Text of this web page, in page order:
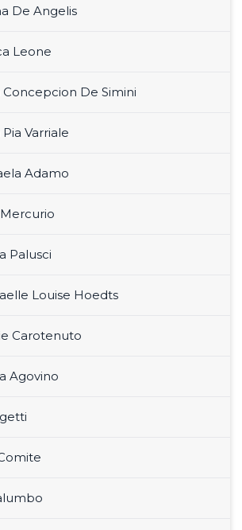
De Angelis
Leone
Concepcion De Simini
Varriale
Adamo
Palusci
Louise Hoedts
Carotenuto
Agovino